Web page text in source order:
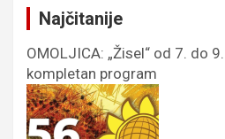
Najčitanije
OMOLJICA: „Žisel“ od 7. do
kompletan program